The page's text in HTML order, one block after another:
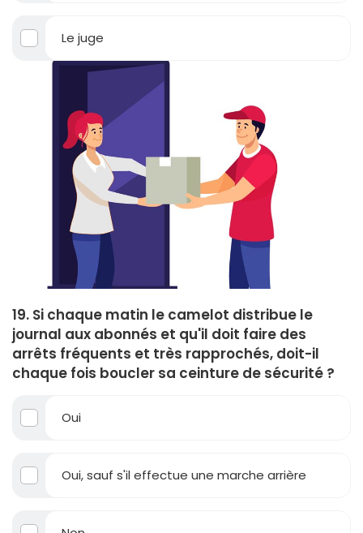
Le juge
19. Si chaque matin le camelot distribue le
journal aux abonnés et qu'il doit faire des
arrêts fréquents et très rapprochés, doit-il
chaque fois boucler sa ceinture de sécurité ?
Oui
Oui, sauf s'il effectue une marche arrière